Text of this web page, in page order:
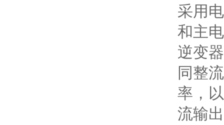
采用
和主
逆变器
同整
率，
流输